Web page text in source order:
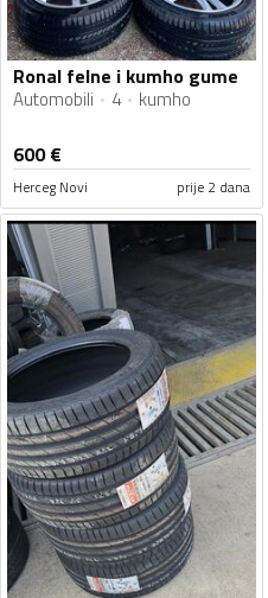
Ronal felne i kumho gume
Automobili 4 kumho
600€
Herceg Novi prije 2 dana